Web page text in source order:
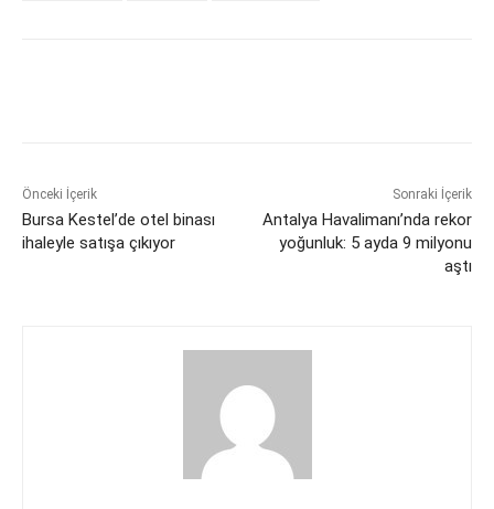
Önceki İçerik
Bursa Kestel’de otel binası
ihaleyle satışa çıkıyor
Sonraki İçerik
Antalya Havalimanı’nda rekor
yoğunluk: 5 ayda 9 milyonu
aştı